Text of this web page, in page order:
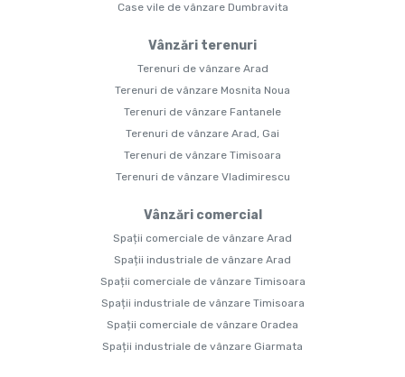
Case vile de vânzare Dumbravita
Vânzări terenuri
Terenuri de vânzare Arad
Terenuri de vânzare Mosnita Noua
Terenuri de vânzare Fantanele
Terenuri de vânzare Arad, Gai
Terenuri de vânzare Timisoara
Terenuri de vânzare Vladimirescu
Vânzări comercial
Spații comerciale de vânzare Arad
Spații industriale de vânzare Arad
Spații comerciale de vânzare Timisoara
Spații industriale de vânzare Timisoara
Spații comerciale de vânzare Oradea
Spații industriale de vânzare Giarmata